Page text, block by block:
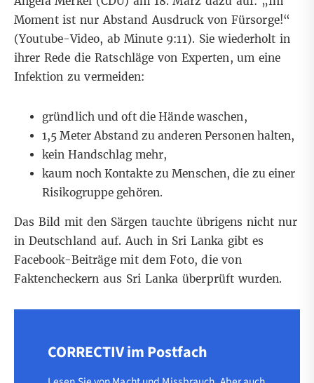
Moment ist nur Abstand Ausdruck von Fürsorge!“
(Youtube-Video, ab Minute 9:11). Sie wiederholt in
ihrer Rede die Ratschläge von Experten, um eine
Infektion zu vermeiden:
gründlich und oft die Hände waschen,
1,5 Meter Abstand zu anderen Personen halten,
kein Handschlag mehr,
kaum noch Kontakte zu Menschen, die zu einer
Risikogruppe gehören.
Das Bild mit den Särgen tauchte übrigens nicht nur
in Deutschland auf. Auch in Sri Lanka gibt es
Facebook-Beiträge mit dem Foto, die von
Faktencheckern aus Sri Lankaüberprüft wurden.
CORRECTIV im Postfach